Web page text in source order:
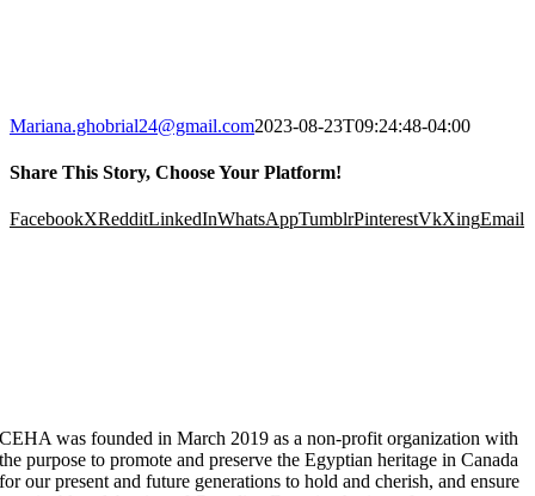
Mariana.ghobrial24@gmail.com2023-08-23T09:24:48-04:00
Share This Story, Choose Your Platform!
FacebookXRedditLinkedInWhatsAppTumblrPinterestVkXingEmail
CEHA was founded in March 2019 as a non-profit organization with
the purpose to promote and preserve the Egyptian heritage in Canada
for our present and future generations to hold and cherish, and ensure